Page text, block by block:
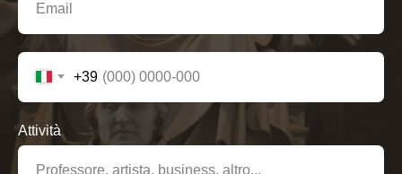
+39
Attività